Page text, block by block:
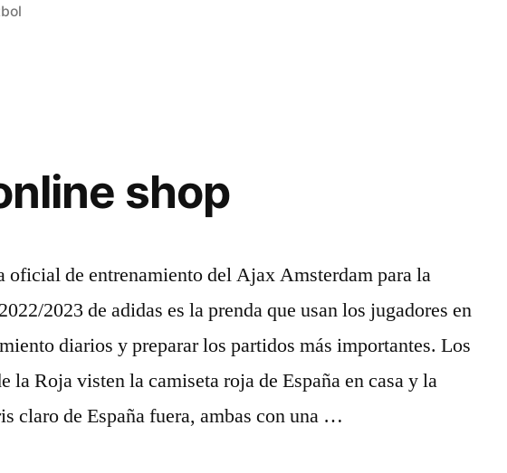
shop
oficial de entrenamiento del Ajax Amsterdam para la
2023 de adidas es la prenda que usan los jugadores en
diarios y preparar los partidos más importantes. Los
la Roja visten la camiseta roja de España en casa y la
claro de España fuera, ambas con una …